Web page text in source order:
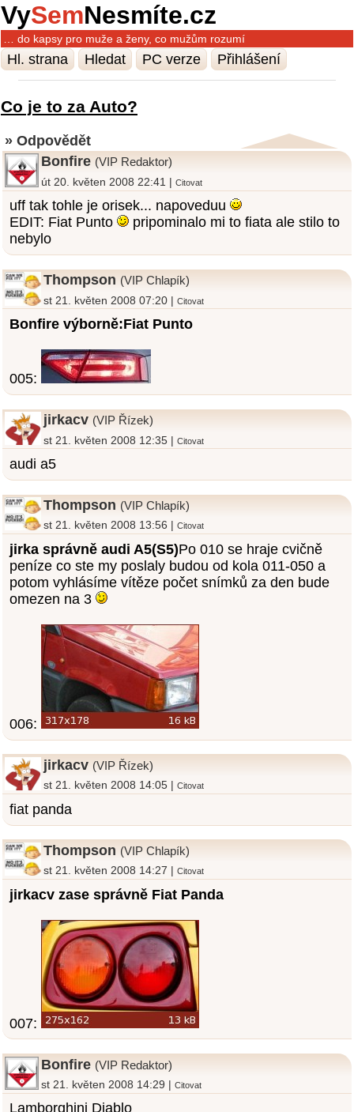
VySemNesmíte.cz
… do kapsy pro muže a ženy, co mužům rozumí
Hl. strana Hledat PC verze Přihlášení
Co je to za Auto?
» Odpovědět
Bonfire (VIP Redaktor)
út 20. květen 2008 22:41 |Citovat
uff tak tohle je orisek... napoveduu
EDIT: Fiat Punto
pripominalo mi to fiata ale stilo to
nebylo
Thompson (VIP Chlapík)
st 21. květen 2008 07:20 |Citovat
Bonfire výborně:Fiat Punto
005:
jirkacv (VIP Řízek)
st 21. květen 2008 12:35 |Citovat
audi a5
Thompson (VIP Chlapík)
st 21. květen 2008 13:56 |Citovat
jirka správně audi A5(S5)Po 010 se hraje cvičně
peníze co ste my poslaly budou od kola 011-050 a
potom vyhlásíme vítěze počet snímků za den bude
omezen na 3
006:
jirkacv (VIP Řízek)
st 21. květen 2008 14:05 |Citovat
fiat panda
Thompson (VIP Chlapík)
st 21. květen 2008 14:27 |Citovat
jirkacv zase správně Fiat Panda
007:
Bonfire (VIP Redaktor)
st 21. květen 2008 14:29 |Citovat
Lamborghini Diablo